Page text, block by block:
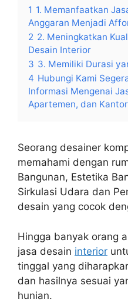
1 1. Memanfaatkan
Anggaran Menjadi
2 2. Meningkatkan
Desain Interior
3 3. Memiliki Durasi
4 Hubungi Kami
Informasi Mengenai
Apartemen, dan Kantor
Seorang desainer
memahami dengan
Bangunan, Estetika
Sirkulasi Udara dan
desain yang cocok
Hingga banyak orang
jasa desain interior
tinggal yang
dan hasilnya sesuai
hunian.